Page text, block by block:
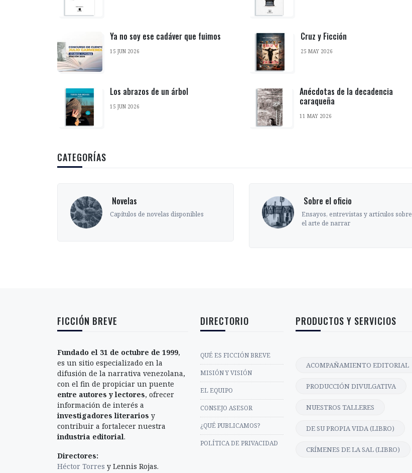
Ya no soy ese cadáver que fuimos
15 JUN 2026
Los abrazos de un árbol
15 JUN 2026
Cruz y Ficción
25 MAY 2026
Anécdotas de la decadencia
caraqueña
11 MAY 2026
CATEGORÍAS
‎ Novelas
Capítulos de novelas disponibles
‎ Sobre el oficio
Ensayos, entrevistas y artículos sobre
el arte de narrar
FICCIÓN BREVE
Fundado el 31 de octubre de 1999,
es un sitio especializado en la
difusión de la narrativa venezolana,
con el fin de propiciar un puente
entre autores y lectores, ofrecer
información de interés a
investigadores literarios y
contribuir a fortalecer nuestra
industria editorial.
Directores:
Héctor Torres y Lennis Rojas.
DIRECTORIO
QUÉ ES FICCIÓN BREVE
MISIÓN Y VISIÓN
EL EQUIPO
CONSEJO ASESOR
¿QUÉ PUBLICAMOS?
POLÍTICA DE PRIVACIDAD
PRODUCTOS Y SERVICIOS
ACOMPAÑAMIENTO EDITORIAL
PRODUCCIÓN DIVULGATIVA
NUESTROS TALLERES
DE SU PROPIA VIDA (LIBRO)
CRÍMENES DE LA SAL (LIBRO)